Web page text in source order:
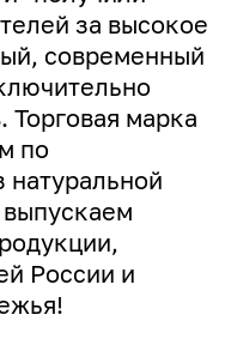
за высокое
современный
Торговая марка
по
натуральной
России и